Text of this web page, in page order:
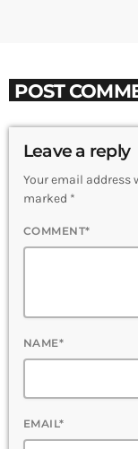
POST
Leave a reply
Your email address
marked *
COMMENT*
NAME*
EMAIL*